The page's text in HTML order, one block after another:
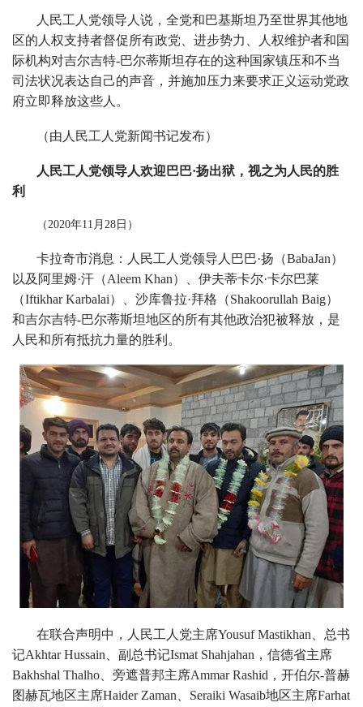
人民工人党领导人说，全党和巴基斯坦乃至世界其他地
区的人权支持者督促所有政党、进步势力、人权维护者和国
际机构对吉尔吉特-巴尔蒂斯坦存在的这种国家镇压和不当
司法状况表达自己的声音，并施加压力来要求正义运动党政
府立即释放这些人。
（由人民工人党新闻书记发布）
人民工人党领导人欢迎巴巴·扬出狱，视之为人民的胜
利
（2020年11月28日）
卡拉奇市消息：人民工人党领导人巴巴·扬（BabaJan）
以及阿里姆·汗（Aleem Khan）、伊夫蒂卡尔·卡尔巴莱
（Iftikhar Karbalai）、沙库鲁拉·拜格（Shakoorullah Baig）
和吉尔吉特-巴尔蒂斯坦地区的所有其他政治犯被释放，是
人民和所有抵抗力量的胜利。
在联合声明中，人民工人党主席Yousuf Mastikhan、总书
记Akhtar Hussain、副总书记Ismat Shahjahan，信德省主席
Bakhshal Thalho、旁遮普邦主席Ammar Rashid，开伯尔-普赫
图赫瓦地区主席Haider Zaman、Seraiki Wasaib地区主席Farhat